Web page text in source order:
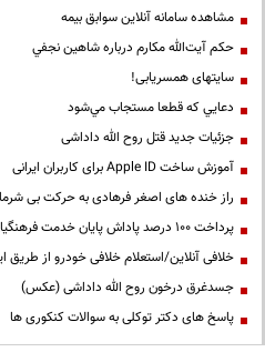
مشاهده سامانه آنلاين سوابق بیمه
حكم آيت‌الله مكارم درباره شاهين نجفي
سایتهای همسریابی!
دعايي كه قطعا مستجاب مي‌شود
جزئیات جدید قتل روح الله داداشی
آموزش ساخت Apple ID برای کاربران ایرانی
راز خنده های اصغر فرهادی به حرکت بی
پرداخت ۱۰۰ درصد پاداش پایان خدمت فرهنگیان
خلافی آنلاین/استعلام خلافی خودرو از طریق
جسدغرق درخون روح الله داداشی (عکس)
پاسخ های دکتر توکلی به سوالات کنکوری ها